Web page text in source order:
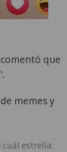
que
memes y
cuál estrella: